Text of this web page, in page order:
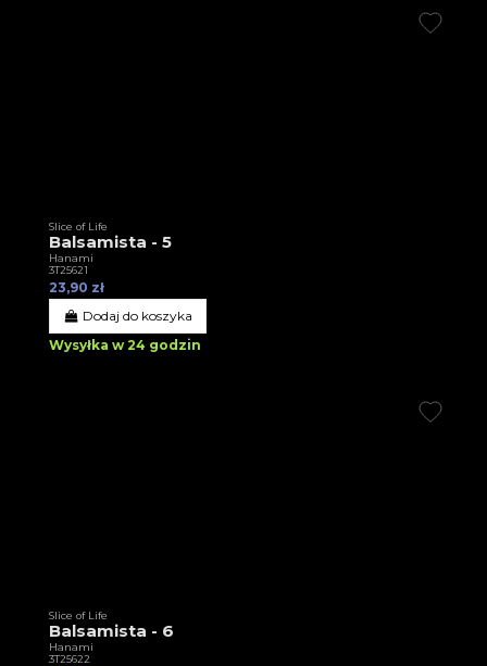
Slice of Life
Balsamista - 5
Hanami
3T25621
23,90 zł
Dodaj do koszyka
Wysyłka w 24 godzin
Slice of Life
Balsamista - 6
Hanami
3T25622